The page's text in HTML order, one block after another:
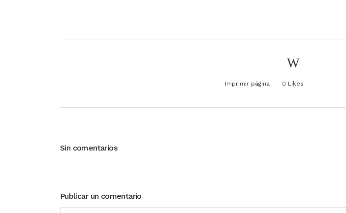
Imprimir página 0 Likes
Sin comentarios
Publicar un comentario